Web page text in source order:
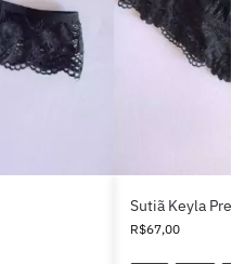
Sutiã Keyla
R$67,00